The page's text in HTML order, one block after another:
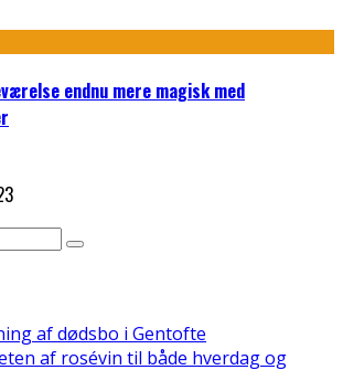
endnu mere magisk med
af dødsbo i Gentofte
af rosévin til både hverdag og